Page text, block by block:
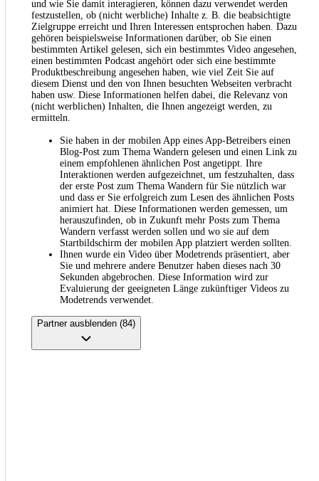
und wie Sie damit interagieren, können dazu verwendet werden
festzustellen, ob (nicht werbliche) Inhalte z. B. die beabsichtigte
Zielgruppe erreicht und Ihren Interessen entsprochen haben. Dazu
gehören beispielsweise Informationen darüber, ob Sie einen
bestimmten Artikel gelesen, sich ein bestimmtes Video angesehen,
einen bestimmten Podcast angehört oder sich eine bestimmte
Produktbeschreibung angesehen haben, wie viel Zeit Sie auf
diesem Dienst und den von Ihnen besuchten Webseiten verbracht
haben usw. Diese Informationen helfen dabei, die Relevanz von
(nicht werblichen) Inhalten, die Ihnen angezeigt werden, zu
ermitteln.
Sie haben in der mobilen App eines App-Betreibers einen
Blog-Post zum Thema Wandern gelesen und einen Link zu
einem empfohlenen ähnlichen Post angetippt. Ihre
Interaktionen werden aufgezeichnet, um festzuhalten, dass
der erste Post zum Thema Wandern für Sie nützlich war
und dass er Sie erfolgreich zum Lesen des ähnlichen Posts
animiert hat. Diese Informationen werden gemessen, um
herauszufinden, ob in Zukunft mehr Posts zum Thema
Wandern verfasst werden sollen und wo sie auf dem
Startbildschirm der mobilen App platziert werden sollten.
Ihnen wurde ein Video über Modetrends präsentiert, aber
Sie und mehrere andere Benutzer haben dieses nach 30
Sekunden abgebrochen. Diese Information wird zur
Evaluierung der geeigneten Länge zukünftiger Videos zu
Modetrends verwendet.
Partner ausblenden (84)